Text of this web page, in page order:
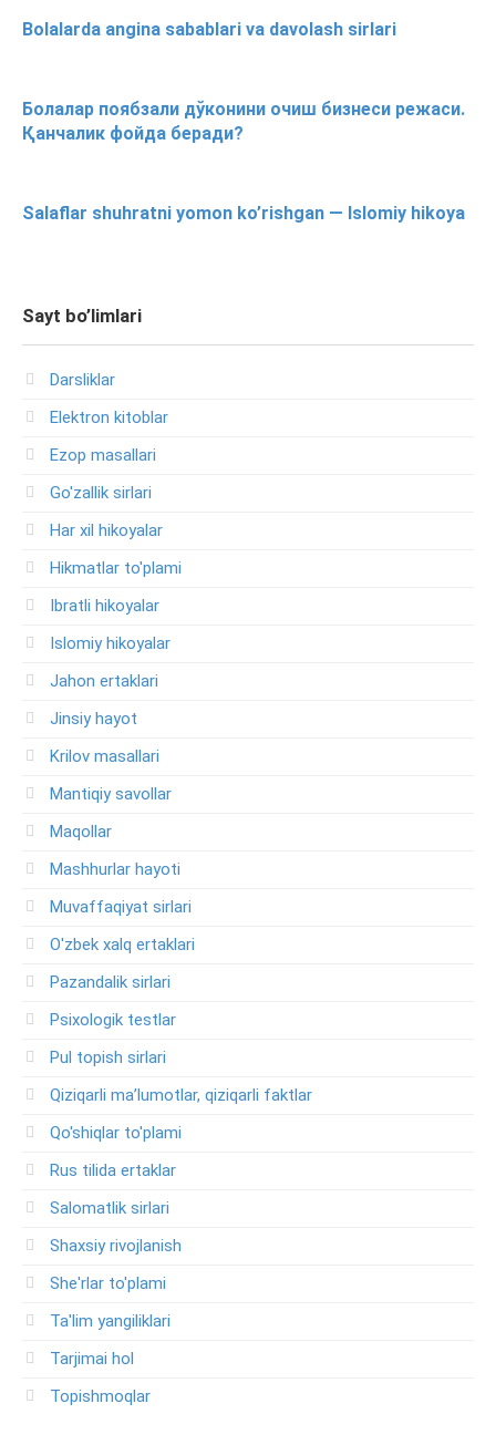
Bolalarda angina sabablari va davolash sirlari
Болалар поябзали дўконини очиш бизнеси режаси.
Қанчалик фойда беради?
Salaflar shuhratni yomon ko’rishgan — Islomiy hikoya
Sayt bo’limlari
Darsliklar
Elektron kitoblar
Ezop masallari
Go'zallik sirlari
Har xil hikoyalar
Hikmatlar to'plami
Ibratli hikoyalar
Islomiy hikoyalar
Jahon ertaklari
Jinsiy hayot
Krilov masallari
Mantiqiy savollar
Maqollar
Mashhurlar hayoti
Muvaffaqiyat sirlari
O'zbek xalq ertaklari
Pazandalik sirlari
Psixologik testlar
Pul topish sirlari
Qiziqarli ma’lumotlar, qiziqarli faktlar
Qo'shiqlar to'plami
Rus tilida ertaklar
Salomatlik sirlari
Shaxsiy rivojlanish
She'rlar to'plami
Ta'lim yangiliklari
Tarjimai hol
Topishmoqlar